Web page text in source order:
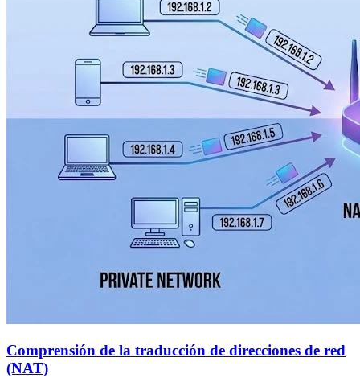
Comprensión de la traducción de direcciones de red
(NAT)